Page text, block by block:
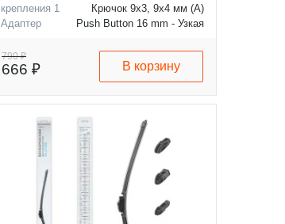
крепления 1
Крючок 9x3, 9x4 мм (A)
Адаптер
Push Button 16 mm - Узкая
790 ₽
666 ₽ В корзину